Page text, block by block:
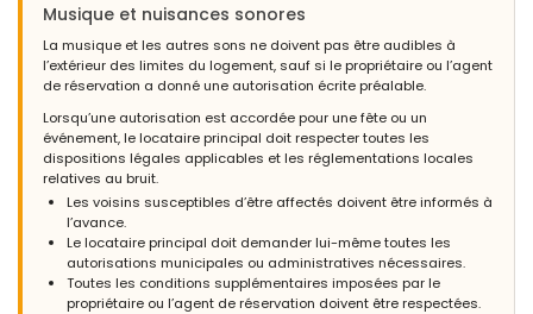
Musique et nuisances sonores
La musique et les autres sons ne doivent pas être audibles à
l’extérieur des limites du logement, sauf si le propriétaire ou l’agent
de réservation a donné une autorisation écrite préalable.
Lorsqu’une autorisation est accordée pour une fête ou un
événement, le locataire principal doit respecter toutes les
dispositions légales applicables et les réglementations locales
relatives au bruit.
Les voisins susceptibles d’être affectés doivent être informés à
l’avance.
Le locataire principal doit demander lui-même toutes les
autorisations municipales ou administratives nécessaires.
Toutes les conditions supplémentaires imposées par le
propriétaire ou l’agent de réservation doivent être respectées.